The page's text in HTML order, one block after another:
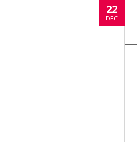
22
DEC